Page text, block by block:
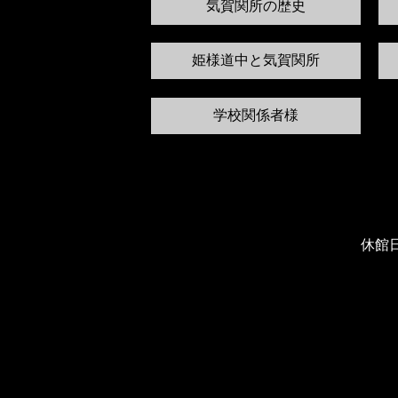
気賀関所の歴史
姫様道中と気賀関所
学校関係者様
休館